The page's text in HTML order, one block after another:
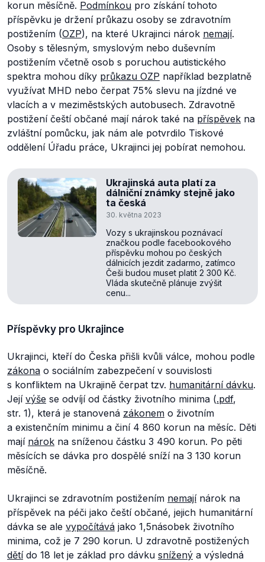
korun měsíčně. Podmínkou pro získání tohoto
příspěvku je držení průkazu osoby se zdravotním
postižením (OZP), na které Ukrajinci nárok nemají.
Osoby s tělesným, smyslovým nebo duševním
postižením včetně osob s poruchou autistického
spektra mohou díky průkazu OZP například bezplatně
využívat MHD nebo čerpat 75% slevu na jízdné ve
vlacích a v meziměstských autobusech. Zdravotně
postižení čeští občané mají nárok také na příspěvek na
zvláštní pomůcku, jak nám ale potvrdilo Tiskové
oddělení Úřadu práce, Ukrajinci jej pobírat nemohou.
Ukrajinská auta platí za
dálniční známky stejně jako
ta česká
30. května 2023
Vozy s ukrajinskou poznávací
značkou podle facebookového
příspěvku mohou po českých
dálnicích jezdit zadarmo, zatímco
Češi budou muset platit 2 300 Kč.
Vláda skutečně plánuje zvýšit
cenu...
Příspěvky pro Ukrajince
Ukrajinci, kteří do Česka přišli kvůli válce, mohou podle
zákona o sociálním zabezpečení v souvislosti
s konfliktem na Ukrajině čerpat tzv. humanitární dávku.
Její výše se odvíjí od částky životního minima (.pdf,
str. 1), která je stanovená zákonem o životním
a existenčním minimu a činí 4 860 korun na měsíc. Děti
mají nárok na sníženou částku 3 490 korun. Po pěti
měsících se dávka pro dospělé sníží na 3 130 korun
měsíčně.
Ukrajinci se zdravotním postižením nemajínárok na
příspěvek na péči jako čeští občané, jejich humanitární
dávka se ale vypočítává jako 1,5násobek životního
minima, což je 7 290 korun. U zdravotně postižených
dětído 18 let je základ pro dávku snížený a výsledná